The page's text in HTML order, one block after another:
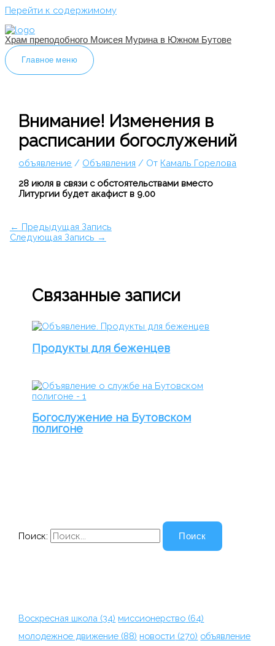
Перейти к содержимому
Храм преподобного Моисея Мурина в Южном Бутове
Главное меню
Внимание! Изменения в
расписании богослужений
объявление / Объявления / От Камаль Горелова
28 июля в связи с обстоятельствами вместо
Литургии будет акафист в 9.00
← Предыдущая Запись
Следующая Запись →
Связанные записи
Продукты для беженцев
Богослужение на Бутовском
полигоне
Поиск:
Воскресная школа (34) миссионерство (64)
молодежное движение (88) новости (270) объявление